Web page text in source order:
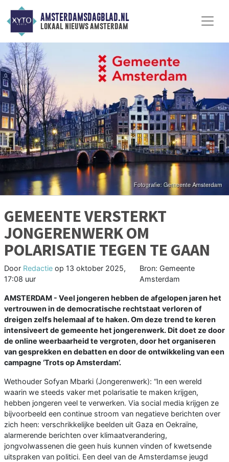
AMSTERDAMSDAGBLAD.NL
lokaal nieuws amsterdam
GEMEENTE VERSTERKT
JONGERENWERK OM
POLARISATIE TEGEN TE GAAN
Door Redactie op 13 oktober 2025,
17:08 uur
Bron: Gemeente
Amsterdam
AMSTERDAM - Veel jongeren hebben de afgelopen jaren het
vertrouwen in de democratische rechtstaat verloren of
dreigen zelfs helemaal af te haken. Om deze trend te keren
intensiveert de gemeente het jongerenwerk. Dit doet ze door
de online weerbaarheid te vergroten, door het organiseren
van gesprekken en debatten en door de ontwikkeling van een
campagne ‘Trots op Amsterdam’.
Wethouder Sofyan Mbarki (Jongerenwerk): “In een wereld
waarin we steeds vaker met polarisatie te maken krijgen,
hebben jongeren veel te verwerken. Via social media krijgen ze
bijvoorbeeld een continue stroom van negatieve berichten over
zich heen: verschrikkelijke beelden uit Gaza en Oekraïne,
alarmerende berichten over klimaatverandering,
jongvolwassenen die geen huis kunnen vinden of kwetsende
uitspraken van politici. Een deel van de Amsterdamse jeugd